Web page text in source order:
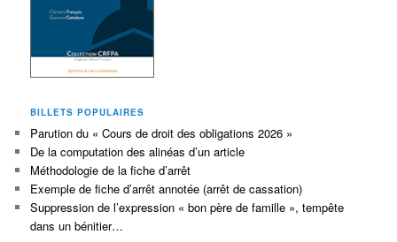
BILLETS POPULAIRES
Parution du « Cours de droit des obligations 2026 »
De la computation des alinéas d’un article
Méthodologie de la fiche d’arrêt
Exemple de fiche d’arrêt annotée (arrêt de cassation)
Suppression de l’expression « bon père de famille », tempête
dans un bénitier…